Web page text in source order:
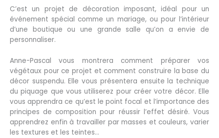
C’est un projet de décoration imposant, idéal pour un
événement spécial comme un mariage, ou pour l’intérieur
d’une boutique ou une grande salle qu’on a envie de
personnaliser.
Anne-Pascal vous montrera comment préparer vos
végétaux pour ce projet et comment construire la base du
décor suspendu. Elle vous présentera ensuite la technique
du piquage que vous utiliserez pour créer votre décor. Elle
vous apprendra ce qu’est le point focal et l’importance des
principes de composition pour réussir l’effet désiré. Vous
apprendrez enfin à travailler par masses et couleurs, varier
les textures et les teintes…